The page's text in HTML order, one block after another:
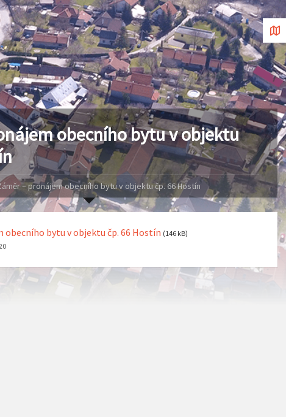
obecního bytu v objektu
– pronájem obecního bytu v objektu čp. 66 Hostín
obecního bytu v objektu čp. 66 Hostín (146 kB)